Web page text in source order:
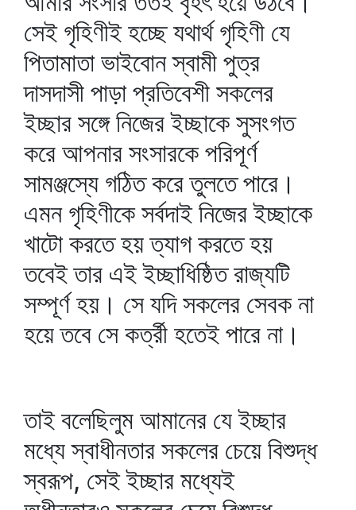
সেই গৃহিণীই হচ্ছে যথার্থ গৃহিণী যে
পিতামাতা ভাইবোন স্বামী পুত্র
দাসদাসী পাড়া প্রতিবেশী সকলের
ইচ্ছার সঙ্গে নিজের ইচ্ছাকে সুসংগত
করে আপনার সংসারকে পরিপূর্ণ
সামঞ্জস্যে গঠিত করে তুলতে পারে।
এমন গৃহিণীকে সর্বদাই নিজের ইচ্ছাকে
খাটো করতে হয় ত্যাগ করতে হয়
তবেই তার এই ইচ্ছাধিষ্ঠিত রাজ্যটি
সম্পূর্ণ হয়। সে যদি সকলের সেবক না
হয়ে তবে সে কর্ত্রী হতেই পারে না।
তাই বলেছিলুম আমানের যে ইচ্ছার
মধ্যে স্বাধীনতার সকলের চেয়ে বিশুদ্ধ
স্বরূপ, সেই ইচ্ছার মধ্যেই